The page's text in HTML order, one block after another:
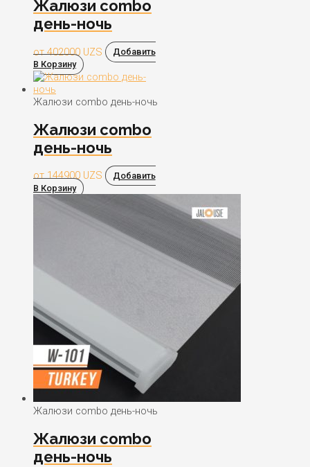
Жалюзи combo
день-ночь
от402000 UZS
Добавить
В Корзину
Жалюзи combo день-ночь
Жалюзи combo
день-ночь
от144900 UZS
Добавить
В Корзину
Жалюзи combo день-ночь
Жалюзи combo
день-ночь